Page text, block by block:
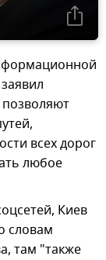
всех дорог
любое
Киев
словам
там "также